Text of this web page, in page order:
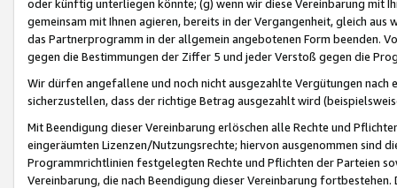
oder künftig unterliegen könnte; (g) wenn wir diese Vereinbarung mit
gemeinsam mit Ihnen agieren, bereits in der Vergangenheit, gleich
das Partnerprogramm in der allgemein angebotenen Form beenden.
gegen die Bestimmungen der Ziffer 5 und jeder Verstoß gegen die
Wir dürfen angefallene und noch nicht ausgezahlte Vergütungen
sicherzustellen, dass der richtige Betrag ausgezahlt wird
Mit Beendigung dieser Vereinbarung erlöschen alle Rechte und
eingeräumten Lizenzen/Nutzungsrechte; hiervon ausgenommen sind
Programmrichtlinien festgelegten Rechte und Pflichten der Parteien
Vereinbarung, die nach Beendigung dieser Vereinbarung